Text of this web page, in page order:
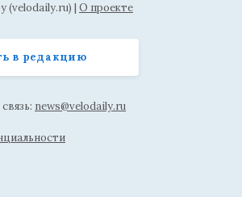
(velodaily.ru) | О проекте
в редакцию
news@velodaily.ru